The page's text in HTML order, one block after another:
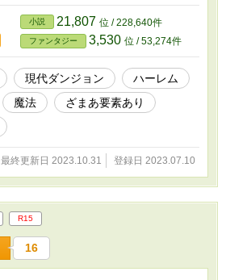
小説 21,807 位 / 228,640件
ファンタジー 3,530 位 / 53,274件
現代ダンジョン
ハーレム
魔法
ざまあ要素あり
最終更新日 2023.10.31 登録日 2023.07.10
R15
16